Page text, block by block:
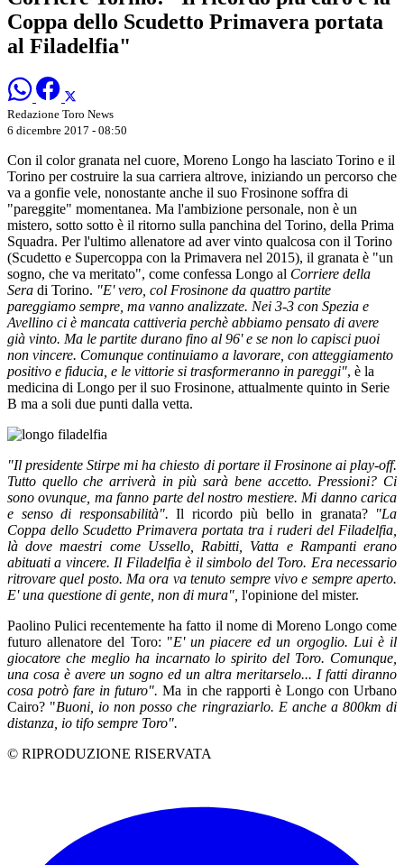
Coppa dello Scudetto Primavera portata
al Filadelfia"
Redazione Toro News
6 dicembre 2017 - 08:50
Con il color granata nel cuore, Moreno Longo ha lasciato Torino e il
Torino per costruire la sua carriera altrove, iniziando un percorso che
va a gonfie vele, nonostante anche il suo Frosinone soffra di
"pareggite" momentanea. Ma l'ambizione personale, non è un
mistero, sotto sotto è il ritorno sulla panchina del Torino, della Prima
Squadra. Per l'ultimo allenatore ad aver vinto qualcosa con il Torino
(Scudetto e Supercoppa con la Primavera nel 2015), il granata è "un
sogno, che va meritato", come confessa Longo al Corriere della
Sera di Torino. "E' vero, col Frosinone da quattro partite
pareggiamo sempre, ma vanno analizzate. Nei 3-3 con Spezia e
Avellino ci è mancata cattiveria perchè abbiamo pensato di avere
già vinto. Ma le partite durano fino al 96' e se non lo capisci puoi
non vincere. Comunque continuiamo a lavorare, con atteggiamento
positivo e fiducia, e le vittorie si trasformeranno in pareggi", è la
medicina di Longo per il suo Frosinone, attualmente quinto in Serie
B ma a soli due punti dalla vetta.
"Il presidente Stirpe mi ha chiesto di portare il Frosinone ai play-off.
Tutto quello che arriverà in più sarà bene accetto. Pressioni? Ci
sono ovunque, ma fanno parte del nostro mestiere. Mi danno carica
e senso di responsabilità". Il ricordo più bello in granata? "La
Coppa dello Scudetto Primavera portata tra i ruderi del Filadelfia,
là dove maestri come Ussello, Rabitti, Vatta e Rampanti erano
abituati a vincere. Il Filadelfia è il simbolo del Toro. Era necessario
ritrovare quel posto. Ma ora va tenuto sempre vivo e sempre aperto.
E' una questione di gente, non di mura", l'opinione del mister.
Paolino Pulici recentemente ha fatto il nome di Moreno Longo come
futuro allenatore del Toro: "E' un piacere ed un orgoglio. Lui è il
giocatore che meglio ha incarnato lo spirito del Toro. Comunque,
una cosa è avere un sogno ed un altra meritarselo... I fatti diranno
cosa potrò fare in futuro". Ma in che rapporti è Longo con Urbano
Cairo? "Buoni, io non posso che ringraziarlo. E anche a 800km di
distanza, io tifo sempre Toro".
© RIPRODUZIONE RISERVATA